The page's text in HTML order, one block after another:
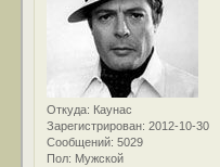
Откуда: Каунас
Зарегистрирован: 2012-10-30
Сообщений: 5029
Пол: Мужской